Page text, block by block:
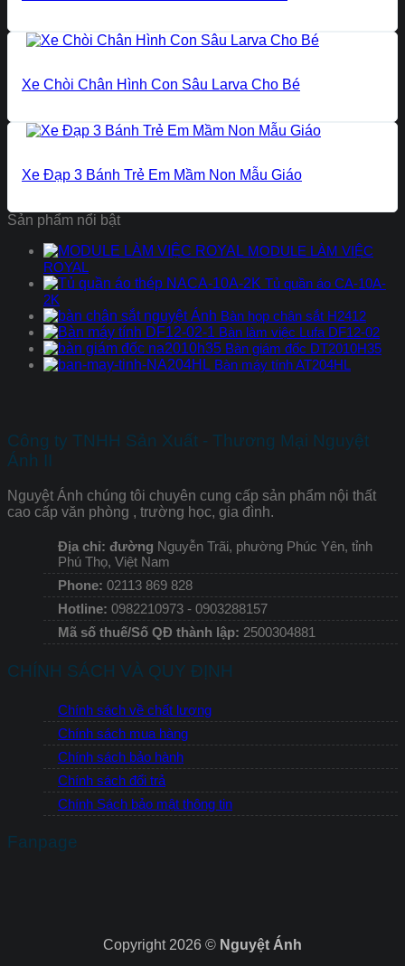
Xe Chòi Chân Hình Con Sâu Larva Cho Bé
Xe Đạp 3 Bánh Trẻ Em Mầm Non Mẫu Giáo
Sản phẩm nổi bật
MODULE LÀM VIỆC
ROYAL
Tủ quần áo CA-10A-
2K
Bàn họp chân sắt H2412
Bàn làm việc Lufa DF12-02
Bàn giám đốc DT2010H35
Bàn máy tính AT204HL
Công ty TNHH Sản Xuất - Thương Mại Nguyệt
Ánh II
Nguyệt Ánh chúng tôi chuyên cung cấp sản phẩm nội thất
cao cấp văn phòng , trường học, gia đình.
Địa chỉ: đường Nguyễn Trãi, phường Phúc Yên, tỉnh
Phú Thọ, Việt Nam
Phone: 02113 869 828
Hotline: 0982210973 - 0903288157
Mã số thuế/Số QĐ thành lập: 2500304881
CHÍNH SÁCH VÀ QUY ĐỊNH
Chính sách về chất lượng
Chính sách mua hàng
Chính sách bảo hành
Chính sách đổi trả
Chính Sách bảo mật thông tin
Fanpage
Copyright 2026 © Nguyệt Ánh